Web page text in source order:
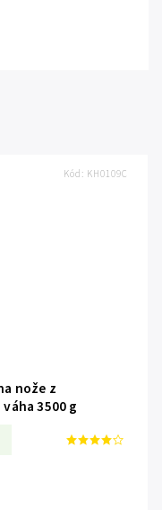
nože z
3500 g
Kód: KH0109C